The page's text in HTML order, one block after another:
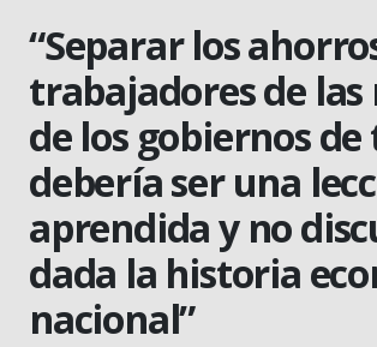
“Separar los
trabajadores de las
de los gobiernos
debería ser una
aprendida y no
dada la historia
nacional”